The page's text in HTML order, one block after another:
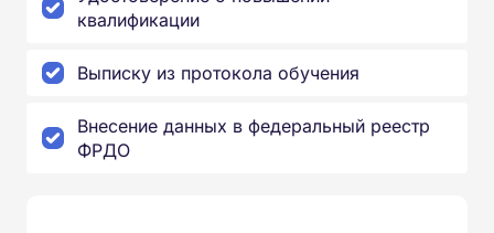
квалификации
Выписку из протокола обучения
Внесение данных в федеральный реестр
ФРДО